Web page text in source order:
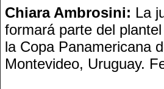
Chiara Ambrosini: La
formará parte del
la Copa Panamericana
Montevideo, Uruguay.